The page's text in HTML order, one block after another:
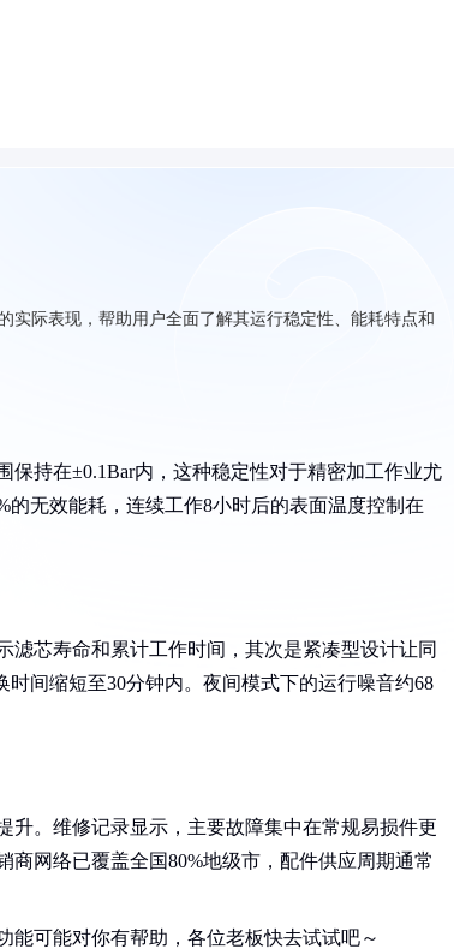
实际表现，帮助用户全面了解其运行稳定性、能耗特点和
持在±0.1Bar内，这种稳定性对于精密加工作业尤
无效能耗，连续工作8小时后的表面温度控制在
滤芯寿命和累计工作时间，其次是紧凑型设计让同
间缩短至30分钟内。夜间模式下的运行噪音约68
升。维修记录显示，主要故障集中在常规易损件更
网络已覆盖全国80%地级市，配件供应周期通常
能可能对你有帮助，各位老板快去试试吧～